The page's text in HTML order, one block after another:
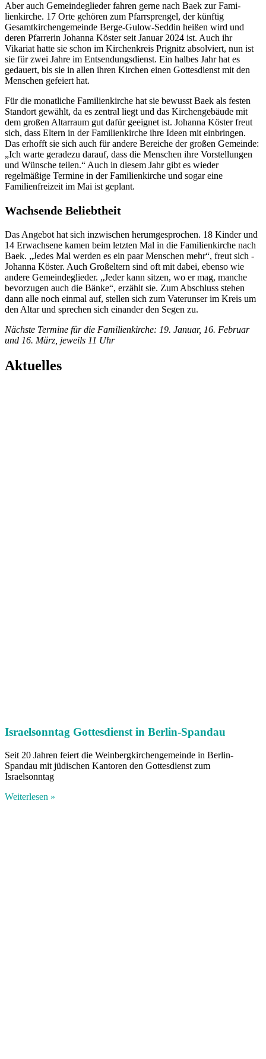
Aber auch Gemeindeglieder ­fahren gerne nach Baek zur Fami­
lienkirche. 17 Orte gehören zum Pfarrsprengel, der künftig
Gesamtkirchengemeinde Berge-Gulow-Seddin heißen wird und
deren ­Pfarrerin Johanna Köster seit Januar 2024 ist. Auch ihr
Vikariat hatte sie schon im Kirchenkreis Prignitz absolviert, nun ist
sie für zwei Jahre im Entsendungsdienst. Ein halbes Jahr hat es
gedauert, bis sie in allen ihren Kirchen einen Gottesdienst mit den
Menschen gefeiert hat.
Für die monatliche Familien­kirche hat sie bewusst Baek als­ ­festen
Standort gewählt, da es zentral liegt und das Kirchengebäude mit
dem großen Altarraum gut ­dafür geeignet ist. Johanna Köster freut
sich, dass Eltern in der ­Familienkirche ihre Ideen mit einbringen.
Das erhofft sie sich auch für andere Bereiche der großen ­Gemeinde:
„Ich warte geradezu ­darauf, dass die Menschen ihre ­Vorstellungen
und Wünsche teilen.“ Auch in diesem Jahr gibt es wieder
regelmäßige Termine in der Familienkirche und sogar eine
Familienfreizeit im Mai ist geplant.
Wachsende Beliebtheit
Das Angebot hat sich inzwischen herumgesprochen. 18 Kinder und
14 Erwachsene kamen beim letzten Mal in die Familienkirche nach
Baek. „Jedes Mal werden es ein paar Menschen mehr“, freut sich ­
Johanna Köster. Auch Großeltern sind oft mit dabei, ebenso wie
andere Gemeindeglieder. „Jeder kann sitzen, wo er mag, manche
bevor­zugen auch die Bänke“, erzählt sie. Zum Abschluss stehen
dann alle noch einmal auf, stellen sich zum Vaterunser im Kreis um
den Altar und sprechen sich einander den ­Segen zu.
Nächste Termine für die Familien­kirche: 19. Januar, 16. Februar
und 16. März, jeweils 11 Uhr
Aktuelles
Israelsonntag Gottesdienst in Berlin-Spandau
Seit 20 Jahren feiert die Weinbergkirchengemeinde in Berlin-
Spandau mit jüdischen Kantoren den Gottesdienst zum
Israelsonntag
Weiterlesen »